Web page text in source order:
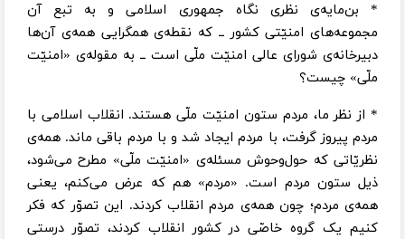
* بن‌مایه‌ی نظری نگاه جمهوری اسلامی و به تبع آن
مجموعه‌های امنیّتی کشور ــ که نقطه‌ی همگرایی همه‌ی آن‌ها
دبیرخانه‌ی شورای عالی امنیّت ملّی است ــ به مقوله‌ی «امنیّت
ملّی» چیست؟
* از نظر ما، مردم ستون امنیّت ملّی هستند. انقلاب اسلامی با
مردم پیروز گرفت، با مردم ایجاد شد و با مردم باقی ماند. همه‌ی
نظریّاتی که حول‌وحوش مسئله‌ی «امنیّت ملّی» مطرح می‌شود،
ذیل ستون مردم است. «مردم» هم که عرض می‌کنم، یعنی
همه‌ی مردم؛ چون همه‌ی مردم انقلاب کردند. این تصوّر که فکر
کنیم یک گروه خاصّی در کشور انقلاب کردند، تصوّر درستی